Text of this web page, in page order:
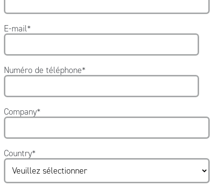
E-mail*
Numéro de téléphone*
Company*
Country*